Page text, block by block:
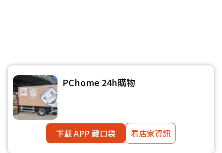
PChome 24h購物
下載 APP 藏口袋 看店家資訊